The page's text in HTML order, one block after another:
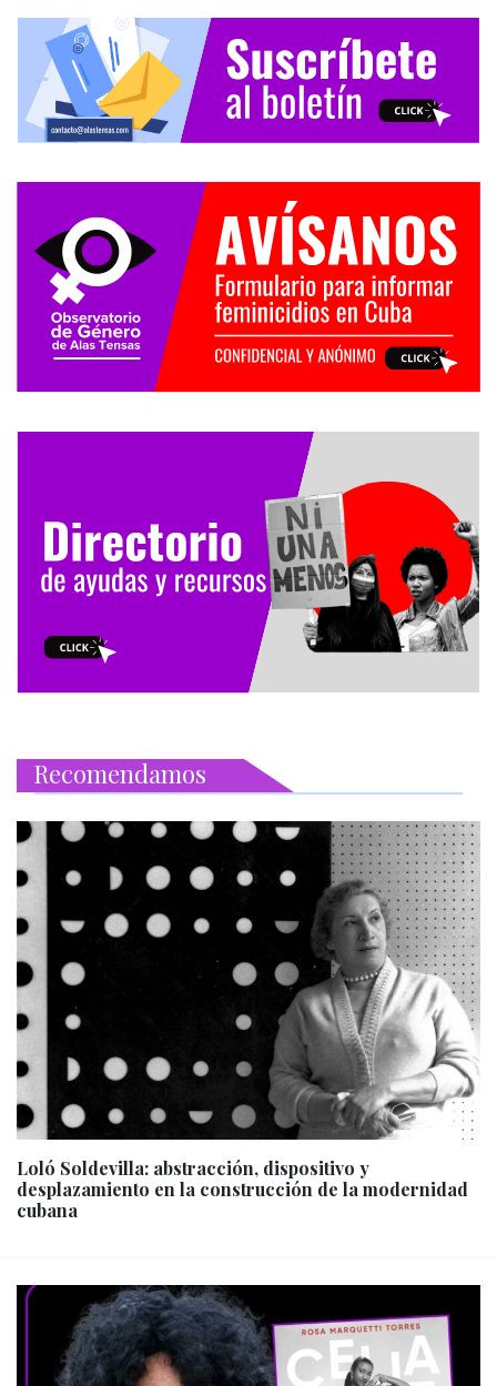
Recomendamos
Loló Soldevilla: abstracción, dispositivo y
desplazamiento en la construcción de la modernidad
cubana